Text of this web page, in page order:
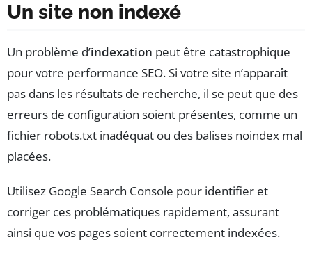
Un site non indexé
Un problème d’indexation peut être catastrophique
pour votre performance SEO. Si votre site n’apparaît
pas dans les résultats de recherche, il se peut que des
erreurs de configuration soient présentes, comme un
fichier robots.txt inadéquat ou des balises noindex mal
placées.
Utilisez Google Search Console pour identifier et
corriger ces problématiques rapidement, assurant
ainsi que vos pages soient correctement indexées.